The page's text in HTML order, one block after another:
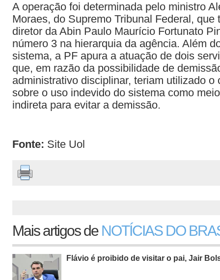
A operação foi determinada pelo ministro
Moraes, do Supremo Tribunal Federal, que
diretor da Abin Paulo Maurício Fortunato
número 3 na hierarquia da agência. Além
sistema, a PF apura a atuação de dois
que, em razão da possibilidade de
administrativo disciplinar, teriam utilizado o
sobre o uso indevido do sistema como
indireta para evitar a demissão.
Fonte: Site Uol
Mais artigos de NOTÍCIAS DO
Flávio é proibido de visitar o pai, Jair